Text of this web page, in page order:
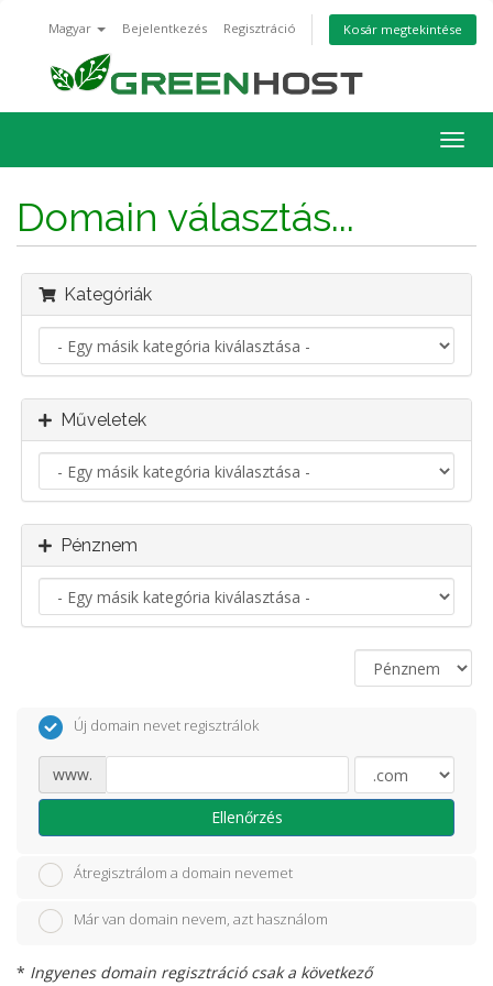
Magyar Bejelentkezés Regisztráció Kosár megtekintése
a
Domain választás...
Kategóriák
Műveletek
Pénznem
Új domain nevet regisztrálok
www.
Ellenőrzés
Átregisztrálom a domain nevemet
Már van domain nevem, azt használom
* Ingyenes domain regisztráció csak a következő